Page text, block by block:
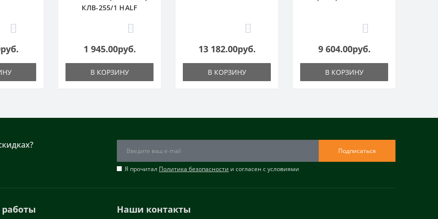
КЛВ-255/1 HALF
1 945.00руб.
В КОРЗИНУ
13 182.00руб.
В КОРЗИНУ
9 604.00руб.
В КОРЗИНУ
Подписаться
Я прочитал Политика безопасности и согласен с условиями
Наши контакты